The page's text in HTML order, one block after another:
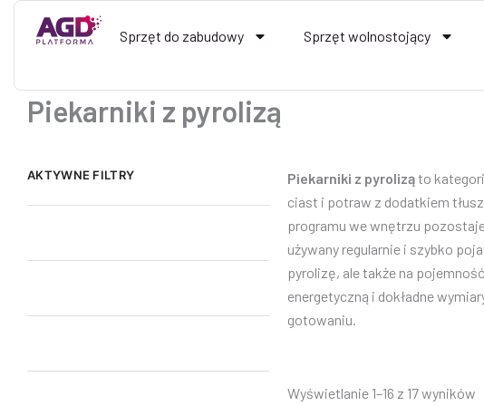
Przejdź
Sprzęt do zabudowy Sprzęt wolnostojący
Piekarniki z pyrolizą
AKTYWNE FILTRY Piekarniki z pyroliząto
ciast i potraw z dodatkiem
programu we wnętrzu
używany regularnie i szybko
pyrolizę, ale także na
energetyczną i dokładne
gotowaniu.
Wyświetlanie 1–16 z 17 wyników